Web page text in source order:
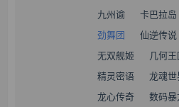
九州谕 卡巴拉岛
劲舞团 仙逆传说
无双舰姬 几何王
精灵密语 龙魂世
龙心传奇 数码暴